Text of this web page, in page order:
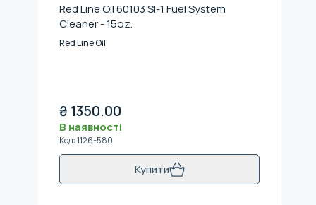
Red Line Oil 60103 SI-1 Fuel System
Cleaner - 15oz.
Red Line Oil
₴ 1350.00
В наявності
Код:1126-580
Купити